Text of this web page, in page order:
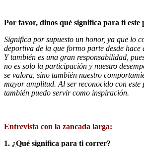
Por favor, dinos qué significa para ti este
Significa por supuesto un honor, ya que lo
deportiva de la que formo parte desde hace
Y también es una gran responsabilidad,
no es solo la participación y nuestro
se valora, sino también nuestro
mayor amplitud. Al ser reconocido con este
también puedo servir como inspiración.
Entrevista con la zancada larga:
1. ¿Qué significa para ti correr?